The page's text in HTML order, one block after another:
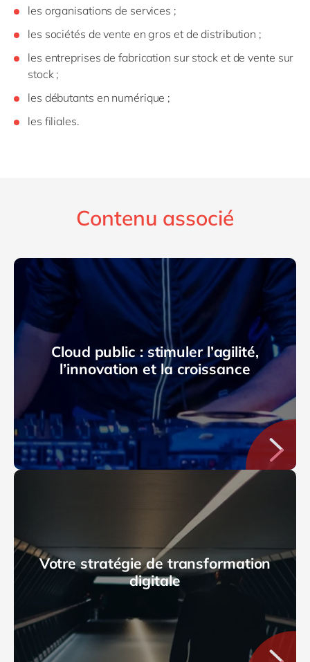
les organisations de services ;
les sociétés de vente en gros et de distribution ;
les entreprises de fabrication sur stock et de vente sur
stock ;
les débutants en numérique ;
les filiales.
Contenu associé
Cloud public : stimuler l’agilité,
l’innovation et la croissance
Votre stratégie de transformation
digitale